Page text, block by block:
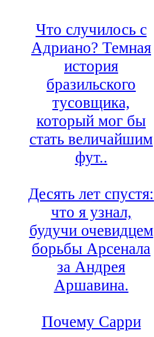
Что случилось с
Адриано? Темная
история
бразильского
тусовщика,
который мог бы
стать величайшим
фут..
Десять лет спустя:
что я узнал,
будучи очевидцем
борьбы Арсенала
за Андрея
Аршавина.
Почему Сарри